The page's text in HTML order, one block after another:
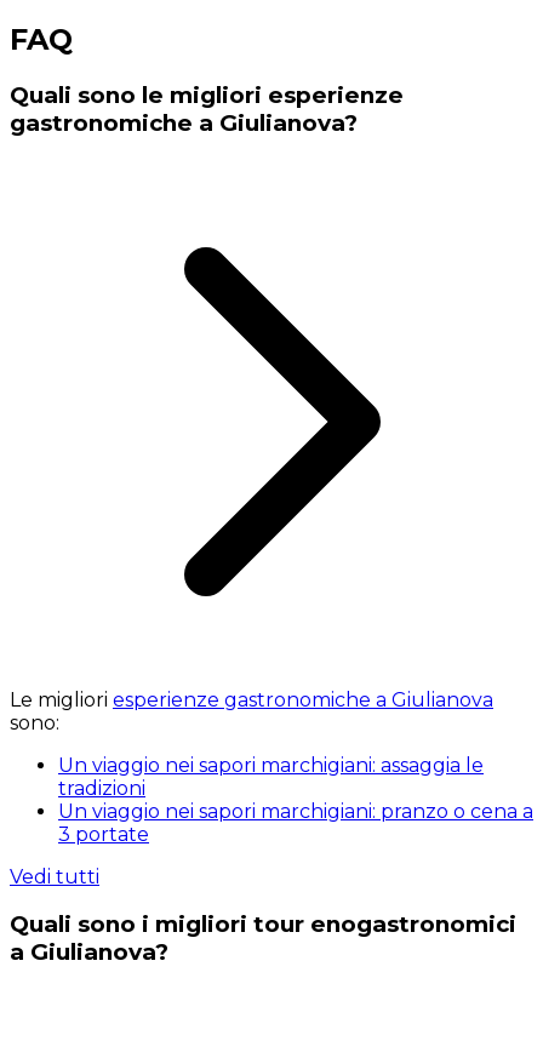
FAQ
Quali sono le migliori esperienze
gastronomiche a Giulianova?
Le migliori esperienze gastronomiche a Giulianova
sono:
Un viaggio nei sapori marchigiani: assaggia le
tradizioni
Un viaggio nei sapori marchigiani: pranzo o cena a
3 portate
Vedi tutti
Quali sono i migliori tour enogastronomici
a Giulianova?